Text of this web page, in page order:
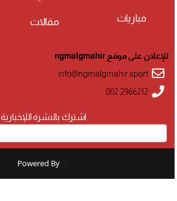
مباريات مقالات
اشترك بالنشرة اللإخبارية
للإعلان على موقع ngmalgmahir
info@ngmalgmahir.sport
002 2966212
Powered By